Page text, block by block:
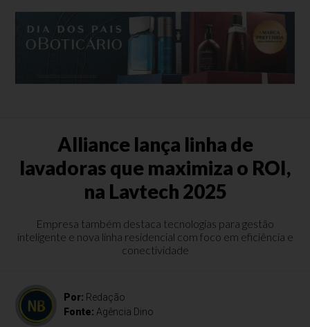
Alliance lança linha de
lavadoras que maximiza o ROI,
na Lavtech 2025
Empresa também destaca tecnologias para gestão
inteligente e nova linha residencial com foco em eficiência e
conectividade
Por: Redação
Fonte: Agência Dino